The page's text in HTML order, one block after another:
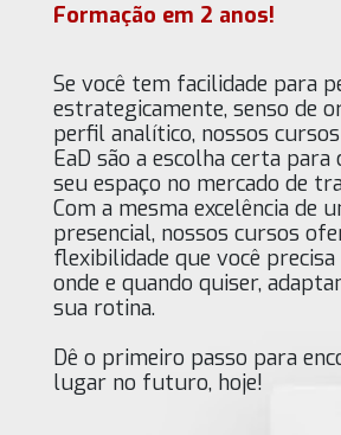
Formação em 2 anos!
Se você tem facilidade para
estrategicamente, senso de
perfil analítico, nossos
EaD são a escolha certa
seu espaço no mercado de
Com a mesma excelência de
presencial, nossos cursos
flexibilidade que você
onde e quando quiser,
sua rotina.
Dê o primeiro passo para